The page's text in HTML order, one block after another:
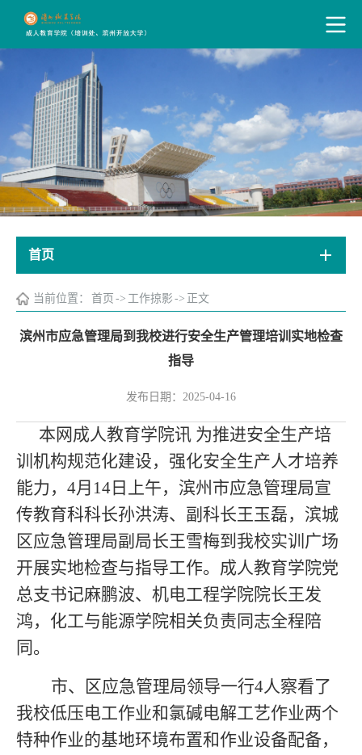
首页
当前位置： 首页 -> 工作掠影 -> 正文
滨州市应急管理局到我校进行安全生产管理培训实地检查
指导
发布日期：2025-04-16
本网成人教育学院讯 为推进安全生产培
训机构规范化建设，强化安全生产人才培养
能力， 4月14日上午，滨州市应急管理局宣
传教育科科长孙洪涛、副科长王玉磊，滨城
区应急管理局副局长王雪梅到我校实训广场
开展实地检查与指导工作。成人教育学院党
总支书记麻鹏波、机电工程学院院长王发
鸿，化工与能源学院相关负责同志全程陪
同。
市、区应急管理局领导一行4人察看了
我校低压电工作业和氯碱电解工艺作业两个
特种作业的基地环境布置和作业设备配备，